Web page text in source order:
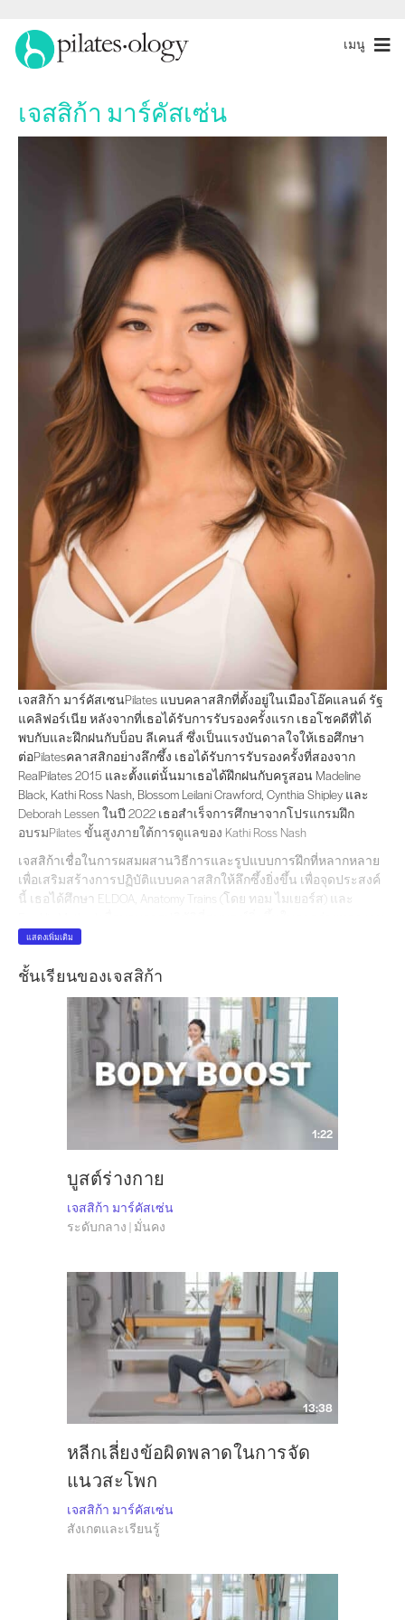
เมนู
เจสสิก้า มาร์คัสเซ่น
เจสสิก้า มาร์คัสเซนPilates แบบคลาสสิกที่ตั้งอยู่ในเมืองโอ๊คแลนด์ รัฐแคลิ
เจสสิก้า มาร์คัสเซนPilates แบบคลาสสิกที่ตั้งอยู่ในเมืองโอ๊คแลนด์ รัฐ
แคลิฟอร์เนีย หลังจากที่เธอได้รับการรับรองครั้งแรก เธอโชคดีที่ได้
พบกับและฝึกฝนกับบ็อบ ลีเคนส์ ซึ่งเป็นแรงบันดาลใจให้เธอศึกษา
ต่อPilatesคลาสสิกอย่างลึกซึ้ง เธอได้รับการรับรองครั้งที่สองจาก
RealPilates 2015 และตั้งแต่นั้นมาเธอได้ฝึกฝนกับครูสอน Madeline
Black, Kathi Ross Nash, Blossom Leilani Crawford, Cynthia Shipley และ
Deborah Lessen ในปี 2022 เธอสำเร็จการศึกษาจากโปรแกรมฝึก
อบรมPilates ขั้นสูงภายใต้การดูแลของ Kathi Ross Nash
เจสสิก้าเชื่อในการผสมผสานวิธีการและรูปแบบการฝึกที่หลากหลาย
เพื่อเสริมสร้างการปฏิบัติแบบคลาสสิกให้ลึกซึ้งยิ่งขึ้น เพื่อจุดประสงค์
นี้ เธอได้ศึกษา ELDOA, Anatomy Trains (โดย ทอม ไมเยอร์ส) และ
แบบคลาสสิก
"หนึ่งในสิ่งที่ฉันรักมากที่สุดPilates เรียนรู้บทเรียนเดิมซ้ำแล้วซ้ำเล่า
จนกระทั่งมันซึมซับเข้าไปในระดับสัญชาตญาณ เมื่อเราสามารถมอง
งานคลาสสิกผ่านเลนส์ที่หลากหลาย มันสามารถมอบประสบการณ์ที่
ลึกซึ้งยิ่งขึ้นจากภายใน"
หากต้องการติดต่อเจสสิก้าหรือต้องการเรียนส่วนตัว สามารถพบเธอ
ได้ที่ Jessica MarcussenPilates ติดตามเธอได้ทาง Instagram
@jessicamarcussen
แสดงเพิ่มเติม
ชั้นเรียนของเจสสิก้า
1:22
บูสต์ร่างกาย
เจสสิก้า มาร์คัสเซ่น
ระดับกลาง | มั่นคง
13:38
หลีกเลี่ยงข้อผิดพลาดในการจัด
แนวสะโพก
เจสสิก้า มาร์คัสเซ่น
สังเกตและเรียนรู้